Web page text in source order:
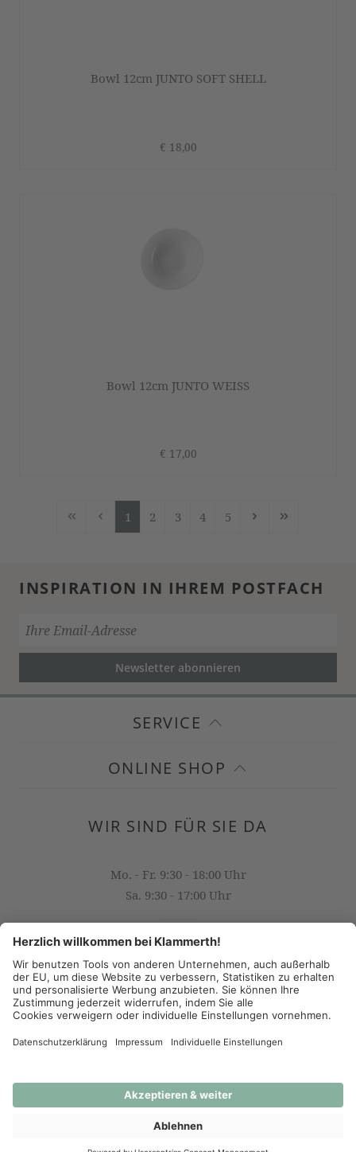
Bowl 12cm JUNTO SOFT SHELL
€ 18,00
Bowl 12cm JUNTO WEISS
€ 17,00
Seite
1 Seite
2 Seite
3 Seite
4 Seite
5
INSPIRATION IN IHREM POSTFACH
Newsletter abonnieren
SERVICE
ONLINE SHOP
WIR SIND FÜR SIE DA
Mo. - Fr. 9:30 - 18:00 Uhr
Sa. 9:30 - 17:00 Uhr
OFFICE@KLAMMERTH.AT
+43 316 825 618 0
(c) 2026 - J.K. Klammerth, Josef Hahns Erben KG